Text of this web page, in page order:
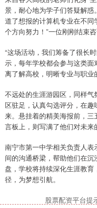
景，耐心地为学子们答疑解惑
道了想报的计算机专业在不
个方向努力！”一位刚刚结束
“这场活动，我们筹备了很长
示，每年学校都会参与这类
离了解高校，明晰专业与职业
不远处的生涯游园区，同样
区驻足，认真勾选评分，在
来。悬挂着的精美海报前，
言板上，则写满了他们对未来
南宁市第一中学相关负责人
间的沟通桥梁，帮助他们在
盘，学校将持续深化生涯教
径，为梦想引航。
股票配资平台提